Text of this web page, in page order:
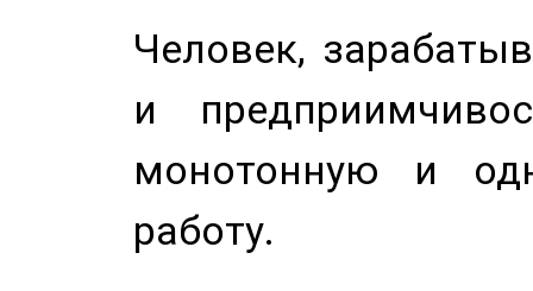
Человек,
и
монотонную и
работу.